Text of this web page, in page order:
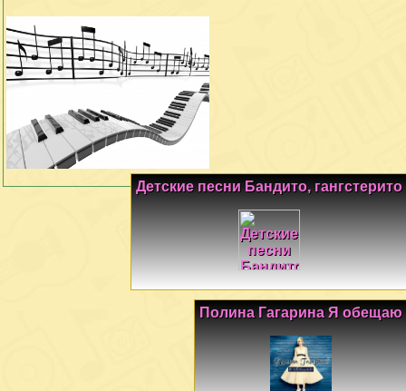
Детские песни Бандито, гангстерито
Полина Гагарина Я обещаю